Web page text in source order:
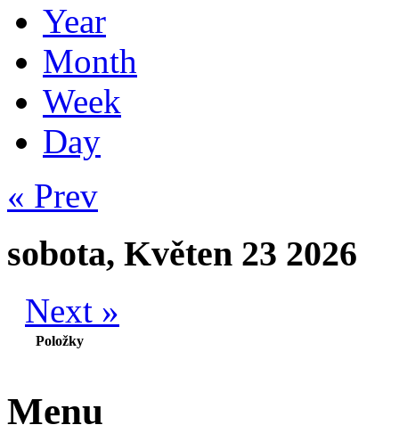
Year
Month
Week
Day
« Prev
sobota, Květen 23 2026
Next »
Položky
Menu